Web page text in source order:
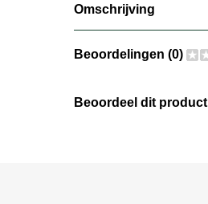
Omschrijving
Beoordelingen (0)
Beoordeel dit product